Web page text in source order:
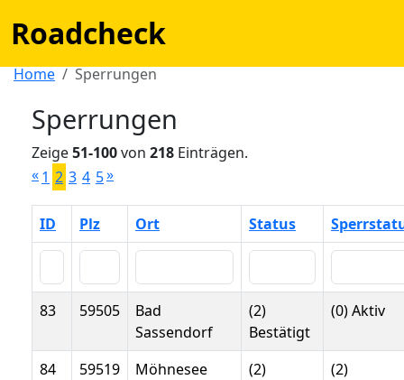
Roadcheck
Home Sperrungen
Sperrungen
Zeige51-100von 218 Einträgen.
«1 2 3 4 5»
ID Plz Ort Status
83 59505
Bad
Sassendorf
(2)
Bestätigt
(0) Aktiv
84 59519 Möhnesee
(2)
(2)